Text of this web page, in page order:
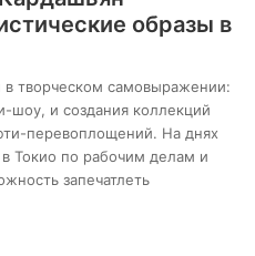
образы в
творческом самовыражении:
шоу, и создания коллекций
перевоплощений. На днях
Токио по рабочим делам и
запечатлеть